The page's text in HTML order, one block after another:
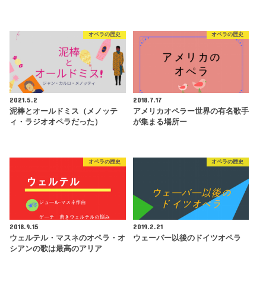
オペラの歴史
2021.5.2
泥棒とオールドミス（メノッテ
ィ・ラジオオペラだった）
オペラの歴史
2018.7.17
アメリカオペラー世界の有名歌手
が集まる場所ー
オペラの歴史
2018.9.15
ウェルテル・マスネのオペラ・オ
シアンの歌は最高のアリア
オペラの歴史
2019.2.21
ウェーバー以後のドイツオペラ